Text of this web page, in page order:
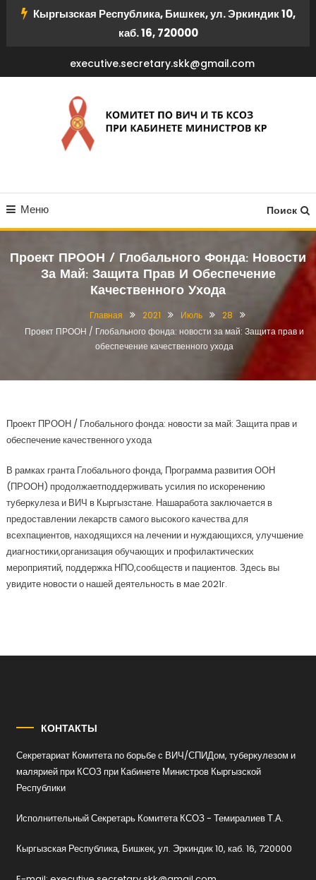
ПерейтиКыргызская Республика, Бишкек, ул. Эркиндик 10,
каб. 16, 720000
executive.secretary.skk@gmail.com
КСОЗ ПРИ КАБИНЕТЕ
МИНИСТРОВ КР
Меню Поиск
Проект ПРООН / Глобального Фонда: Новости
За Май: Защита Прав И Обеспечение
Качественного Ухода
Главная 2021 Июль
28
Проект ПРООН / Глобального фонда: новости за май: Защита прав и
обеспечение качественного ухода
Проект ПРООН / Глобального фонда: новости за май: Защита прав и
обеспечение качественного ухода
В рамках гранта Глобального фонда, Программа развития ООН
(ПРООН) продолжаетподдерживать усилия по искоренению
туберкулеза и ВИЧ в Кыргызстане. Нашаработа заключается в
предоставлении лекарств самого высокого качества для
всехпациентов, находящихся на лечении и нуждающихся, улучшение
диагностики,организация обучающих и профилактических
мероприятий, поддержка НПО,сообществ и пациентов. Здесь вы
увидите новости о нашей деятельность в мае 2021г.
КОНТАКТЫ
Секретариат Комитета по борьбе с ВИЧ/СПИДом, туберкулезом и
малярией при КСОЗ при Кабинете Министров Кыргызской
Республики
Исполнительный Секретарь Комитета КСОЗ - Темиралиев Т.А.
Кыргызская Республика, Бишкек, ул. Эркиндик 10, каб. 16, 720000